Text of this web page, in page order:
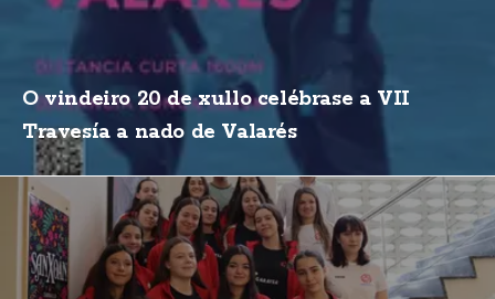
O vindeiro 20 de xullo celébrase a VII
Travesía a nado de Valarés